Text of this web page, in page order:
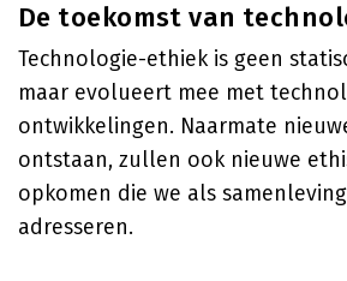
De toekomst van
Technologie-ethiek is geen
maar evolueert mee met
ontwikkelingen. Naarmate
ontstaan, zullen ook nieuwe
opkomen die we als
adresseren.